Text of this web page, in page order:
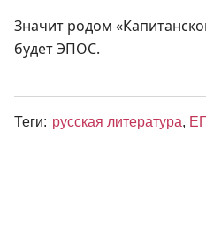
Значит родом
будет ЭПОС.
Теги: русская литература,